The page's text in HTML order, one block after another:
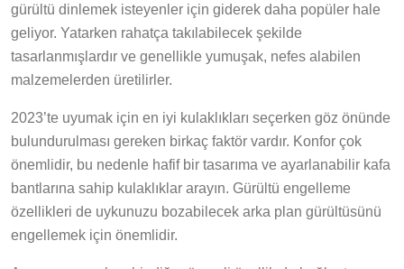
gürültü dinlemek isteyenler için giderek daha popüler hale
geliyor. Yatarken rahatça takılabilecek şekilde
tasarlanmışlardır ve genellikle yumuşak, nefes alabilen
malzemelerden üretilirler.
2023’te uyumak için en iyi kulaklıkları seçerken göz önünde
bulundurulması gereken birkaç faktör vardır. Konfor çok
önemlidir, bu nedenle hafif bir tasarıma ve ayarlanabilir kafa
bantlarına sahip kulaklıklar arayın. Gürültü engelleme
özellikleri de uykunuzu bozabilecek arka plan gürültüsünü
engellemek için önemlidir.